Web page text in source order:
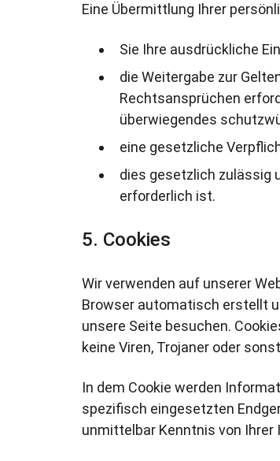
Eine Übermittlung Ihrer
Sie Ihre ausdrückliche
die Weitergabe zur
Rechtsansprüchen
überwiegendes
eine gesetzliche
dies gesetzlich zulässig
erforderlich ist.
Cookies
Wir verwenden auf unserer
Browser automatisch erstellt
unsere Seite besuchen.
keine Viren, Trojaner oder
In dem Cookie werden
spezifisch eingesetzten
unmittelbar Kenntnis von